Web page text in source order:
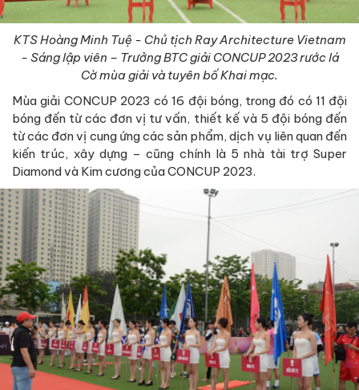
KTS Hoàng Minh Tuệ - Chủ tịch Ray Architecture Vietnam
- Sáng lập viên – Trưởng BTC giải CONCUP 2023 rước lá
Cờ mùa giải và tuyên bố Khai mạc.
Mùa giải CONCUP 2023 có 16 đội bóng, trong đó có 11 đội
bóng đến từ các đơn vị tư vấn, thiết kế và 5 đội bóng đến
từ các đơn vị cung ứng các sản phẩm, dịch vụ liên quan đến
kiến trúc, xây dựng – cũng chính là 5 nhà tài trợ Super
Diamond và Kim cương của CONCUP 2023.